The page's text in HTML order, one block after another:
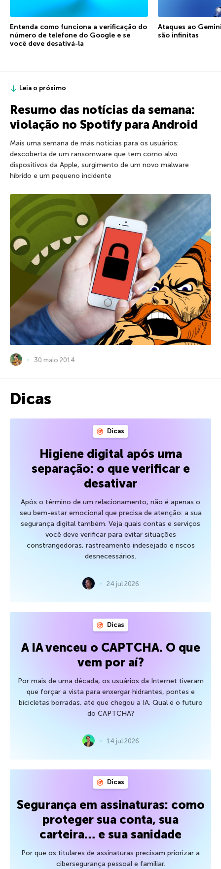
Entenda como funciona a verificação do
número de telefone do Google e se
você deve desativá-la
Ataques ao
são infinitas
Leia o próximo
Resumo das notícias da semana:
violação no Spotify para Android
Mais uma semana de más notícias para os usuários:
descoberta de um ransomware que tem como alvo
dispositivos da Apple, surgimento de um novo malware
híbrido e um pequeno incidente
30 maio 2014
Dicas
Dicas
Higiene digital após uma
separação: o que verificar e
desativar
Após o término de um relacionamento, não é apenas o
seu bem-estar emocional que precisa de atenção: a sua
segurança digital também. Veja quais contas e serviços
você deve verificar para evitar situações
constrangedoras, rastreamento indesejado e riscos
desnecessários.
24 jul 2026
Dicas
A IA venceu o CAPTCHA. O que
vem por aí?
Por mais de uma década, os usuários da Internet tiveram
que forçar a vista para enxergar hidrantes, pontes e
bicicletas borradas, até que chegou a IA. Qual é o futuro
do CAPTCHA?
14 jul 2026
Dicas
Segurança em assinaturas: como
proteger sua conta, sua
carteira… e sua sanidade
Por que os titulares de assinaturas precisam priorizar a
cibersegurança pessoal e familiar.